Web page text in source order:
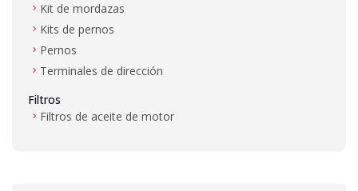
Kit de mordazas
Kits de pernos
Pernos
Terminales de dirección
Filtros
Filtros de aceite de motor